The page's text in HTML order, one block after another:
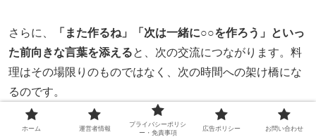
さらに、
「また作るね」「次は一緒に○○を作ろう」といっ
た前向きな言葉を添えると、次の交流につながります。料
理はその場限りのものではなく、次の時間への架け橋にな
るのです。
また、相手から「美味しい」と言われたときには、「そう
ホーム 運営者情報
プライバシーポリシ
ー・免責事項
広告ポリシー お問い合わせ